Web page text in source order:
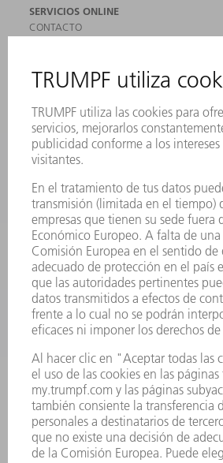
SERVICIOS ONLINE
CONTACTO
REGISTRO PARA EL BOLETÍN INFORMATIVO
MYTRUMPF
FICHAS TÉCNICAS DE SEGURIDAD
PRODUCTOS
MÁQUINAS Y SISTEMAS
LÁSER
HERRAMIENTAS PORTÁTILES
FÁBRICA INTELIGENTE
SOFTWARE
SERVICIOS
APLICACIONES
SECTORES
EMPRESA
CARRERA PROFESIONAL
OFERTAS DE TRABAJO
PERFIL DE LA EMPRESA
INFORME ANUAL
PRINCIPIOS CORPORATIVOS
CUMPLIMIENTO
SISTEMA DE INFORMADORES
SEGURIDAD
COMUNICADOS DE PRENSA
REVISTAS